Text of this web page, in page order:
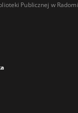
Publicznej w